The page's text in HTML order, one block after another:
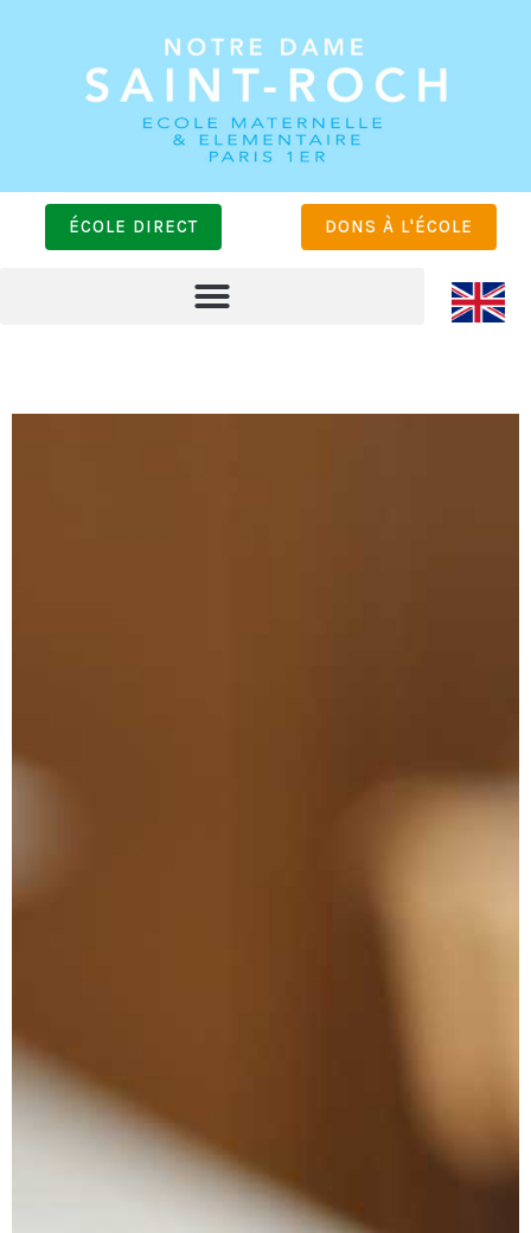
ÉCOLE DIRECT DONS À L'ÉCOLE